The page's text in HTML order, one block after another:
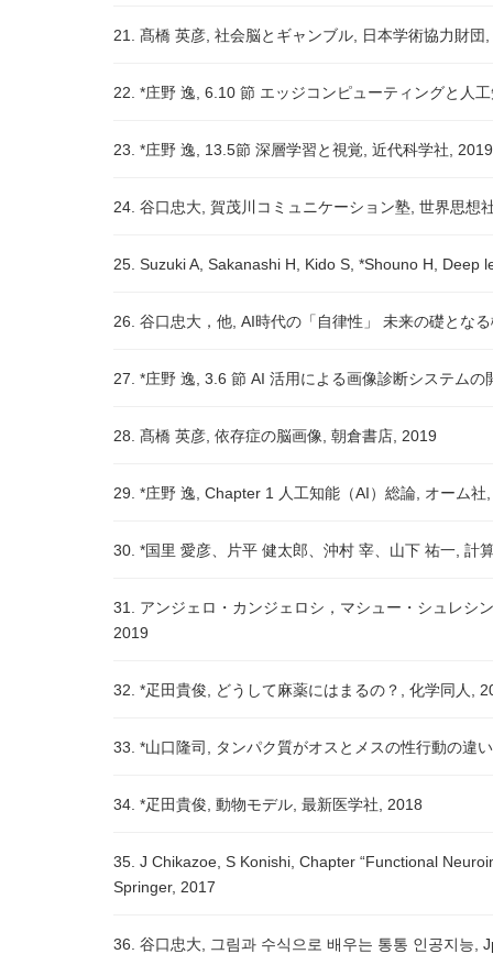
21. 髙橋 英彦, 社会脳とギャンブル, 日本学術協力財団
22. *庄野 逸, 6.10 節 エッジコンピューティングと人
23. *庄野 逸, 13.5節 深層学習と視覚, 近代科学社, 2019
24. 谷口忠大, 賀茂川コミュニケーション塾, 世界思想
25. Suzuki A, Sakanashi H, Kido S, *Shouno H,
26. 谷口忠大，他, AI時代の「自律性」 未来の礎とな
27. *庄野 逸, 3.6 節 AI 活用による画像診断システム
28. 髙橋 英彦, 依存症の脳画像, 朝倉書店, 2019
29. *庄野 逸, Chapter 1 人工知能（AI）総論, オーム社
30. *国里 愛彦、片平 健太郎、沖村 宰、山下 祐一, 計
31. アンジェロ・カンジェロシ，マシュー・シュレシ
2019
32. *疋田貴俊, どうして麻薬にはまるの？, 化学同人,
33. *山口隆司, タンパク質がオスとメスの性行動の違
34. *疋田貴俊, 動物モデル, 最新医学社, 2018
35. J Chikazoe, S Konishi, Chapter “Functional
Springer, 2017
36. 谷口忠大, 그림과 수식으로 배우는 통통 인공지능,